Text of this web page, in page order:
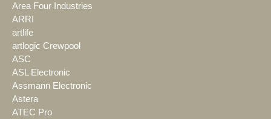
Area Four Industries
ARRI
artlife
artlogic Crewpool
ASC
ASL Electronic
Assmann Electronic
Astera
ATEC Pro